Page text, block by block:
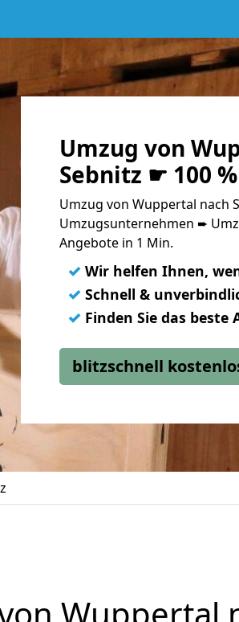
Umzug von
Sebnitz ☛ 100
Umzug von Wuppertal nach
Umzugsunternehmen ➨
Angebote in 1 Min.
✓ Wir helfen Ihnen,
✓ Schnell &
✓ Finden Sie das
blitzschnell